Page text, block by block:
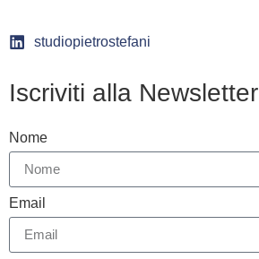
studiopietrostefani
Iscriviti alla Newsletter
Nome
Email